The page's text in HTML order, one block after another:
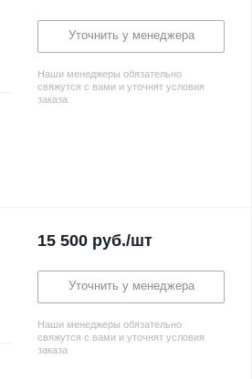
Уточнить у менеджера
Наши менеджеры обязательно
свяжутся с вами и уточнят условия
заказа
15 500 руб./шт
Уточнить у менеджера
Наши менеджеры обязательно
свяжутся с вами и уточнят условия
заказа